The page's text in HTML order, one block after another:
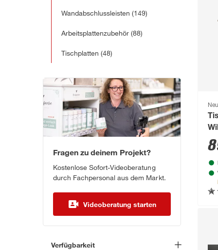
Wandabschlussleisten (149)
Arbeitsplattenzubehör (88)
Tischplatten (48)
Fragen zu deinem Projekt?
Kostenlose Sofort-Videoberatung
durch Fachpersonal aus dem Markt.
Videoberatung starten
Verfügbarkeit